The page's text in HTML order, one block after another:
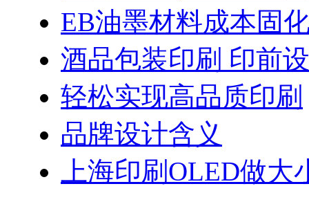
EB油墨材料成本固
酒品包装印刷 印前
轻松实现高品质印刷
品牌设计含义
上海印刷OLED做大